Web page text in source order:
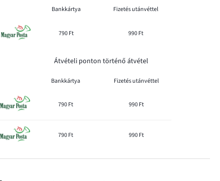
Bankkártya Fizetés utánvéttel
790 Ft 990 Ft
Átvételi ponton történő átvétel
Bankkártya Fizetés utánvéttel
790 Ft 990 Ft
790 Ft 990 Ft